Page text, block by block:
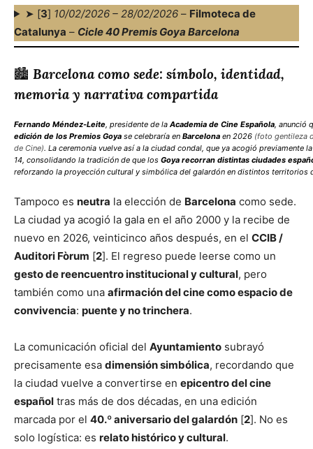
➤ [3] 10/02/2026 – 28/02/2026– Filmoteca de
Catalunya – Cicle 40 Premis Goya Barcelona
🏙️ Barcelona como sede: símbolo, identidad,
memoria y narrativa compartida
Fernando Méndez-Leite, presidente de la Academia de Cine Española, anunció
edición de los Premios Goya se celebraría en Barcelona en 2026 (foto gentileza
de Cine). La ceremonia vuelve así a la ciudad condal, que ya acogió previamente
14, consolidando la tradición de que los Goya recorran distintas ciudades
reforzando la proyección cultural y simbólica del galardón en distintos territorios
Tampoco es neutra la elección de Barcelona como sede.
La ciudad ya acogió la gala en el año 2000 y la recibe de
nuevo en 2026, veinticinco años después, en el CCIB /
Auditori Fòrum [2]. El regreso puede leerse como un
gesto de reencuentro institucional y cultural, pero
también como una afirmación del cine como espacio de
convivencia: puente y no trinchera.
La comunicación oficial del Ayuntamiento subrayó
precisamente esa dimensión simbólica, recordando que
la ciudad vuelve a convertirse en epicentro del cine
español tras más de dos décadas, en una edición
marcada por el 40.º aniversario del galardón [2]. No es
solo logística: es relato histórico y cultural.